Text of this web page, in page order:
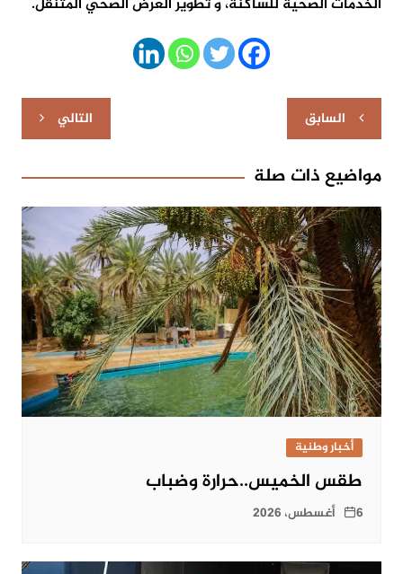
تصفّح
المقالات
السابق التالي
مواضيع ذات صلة
أخبار وطنية
طقس الخميس..حرارة وضباب
6 أغسطس، 2026